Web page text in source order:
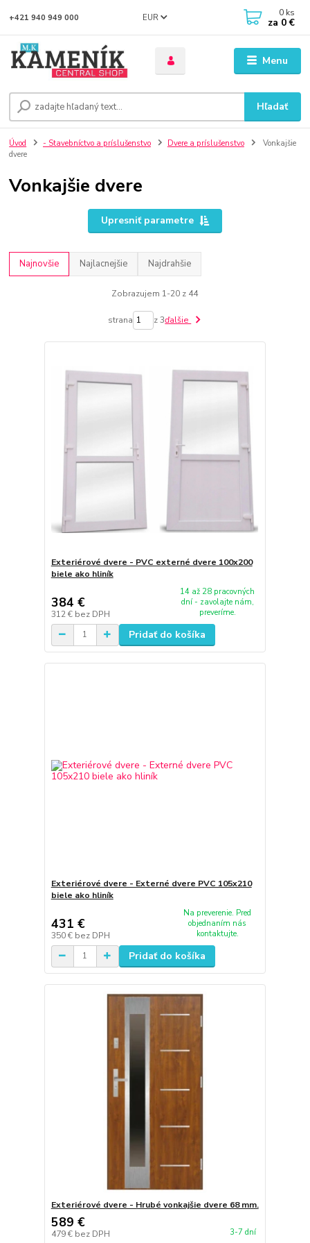
Menu
EUR
Hľadať
+421 940 949 000 0 ks
za 0 €
Úvod - Stavebníctvo a príslušenstvo Dvere a príslušenstvo
Vonkajšie
dvere
Vonkajšie dvere
Upresniť parametre
Najnovšie Najlacnejšie Najdrahšie
Zobrazujem 1-20 z 44
strana z 3ďalšie
Exteriérové dvere - PVC externé dvere 100x200
biele ako hliník
384 €
312 € bez DPH
14 až 28 pracovných
dní - zavolajte nám,
preveríme.
Pridať do košíka
Exteriérové dvere - Externé dvere PVC 105x210
biele ako hliník
431 €
350 € bez DPH
Na preverenie. Pred
objednaním nás
kontaktujte.
Pridať do košíka
Exteriérové dvere - Hrubé vonkajšie dvere 68 mm.
589 €
479 € bez DPH 3-7 dní